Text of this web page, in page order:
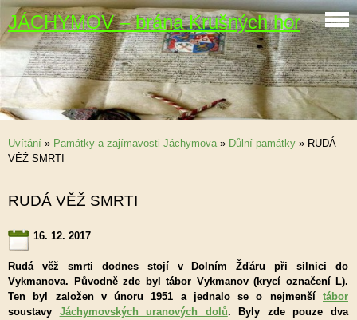
JÁCHYMOV – brána Krušných hor
Uvítání » Památky a zajímavosti Jáchymova» Důlní památky » RUDÁ
VĚŽ SMRTI
RUDÁ VĚŽ SMRTI
16. 12. 2017
Rudá věž smrti dodnes stojí v Dolním Žďáru při silnici do
Vykmanova. Původně zde byl tábor Vykmanov (krycí označení L).
Ten byl založen v únoru 1951 a jednalo se o nejmenší tábor
soustavy Jáchymovských uranových dolů. Byly zde pouze dva